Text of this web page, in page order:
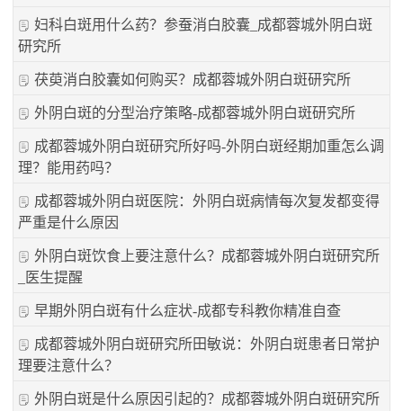
妇科白斑用什么药？参蚕消白胶囊_成都蓉城外阴白斑
研究所
茯萸消白胶囊如何购买？成都蓉城外阴白斑研究所
外阴白斑的分型治疗策略-成都蓉城外阴白斑研究所
成都蓉城外阴白斑研究所好吗-外阴白斑经期加重怎么调
理？能用药吗？
成都蓉城外阴白斑医院：外阴白斑病情每次复发都变得
严重是什么原因
外阴白斑饮食上要注意什么？成都蓉城外阴白斑研究所
_医生提醒
早期外阴白斑有什么症状-成都专科教你精准自查
成都蓉城外阴白斑研究所田敏说：外阴白斑患者日常护
理要注意什么？
外阴白斑是什么原因引起的？成都蓉城外阴白斑研究所